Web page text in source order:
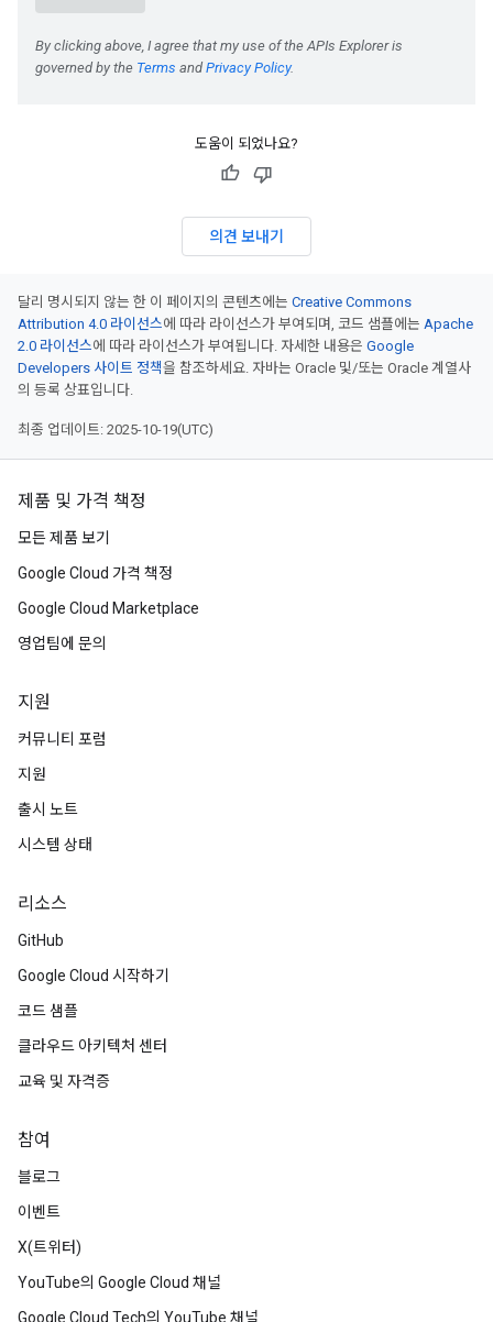
도움이 되었나요?
의견 보내기
달리 명시되지 않는 한 이 페이지의 콘텐츠에는 Creative Commons
Attribution 4.0 라이선스에 따라 라이선스가 부여되며, 코드 샘플에는 Apache
2.0 라이선스에 따라 라이선스가 부여됩니다. 자세한 내용은 Google
Developers 사이트 정책을 참조하세요. 자바는 Oracle 및/또는 Oracle 계열사
의 등록 상표입니다.
최종 업데이트: 2025-10-19(UTC)
제품 및 가격 책정
모든 제품 보기
Google Cloud 가격 책정
Google Cloud Marketplace
영업팀에 문의
지원
커뮤니티 포럼
지원
출시 노트
시스템 상태
리소스
GitHub
Google Cloud 시작하기
코드 샘플
클라우드 아키텍처 센터
교육 및 자격증
참여
블로그
이벤트
X(트위터)
YouTube의 Google Cloud 채널
Google Cloud Tech의 YouTube 채널